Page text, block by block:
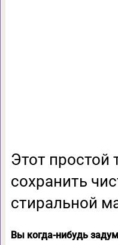
Этот простой
сохранить
стиральной
Вы когда-нибудь